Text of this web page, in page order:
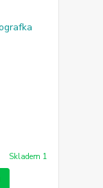
Skladem 1